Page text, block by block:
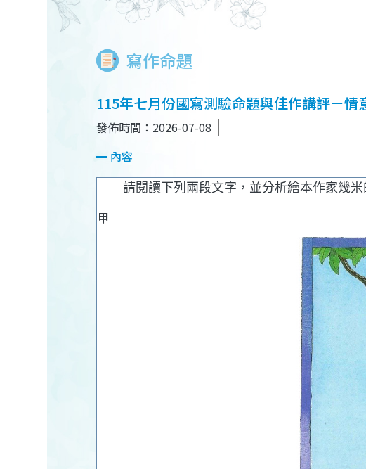
寫作命題
115年七月份國寫測驗命題與佳作講評－
發佈時間：2026-07-08
內容
請閱讀下列兩段文字，並分析繪本作家幾米
甲